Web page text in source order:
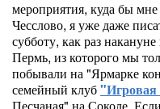
мероприятия, куда бы мне
Чесслово, я уже даже
субботу, как раз
Пермь, из которого мы
побывали на "Ярмарке
семейный клуб"Игровая